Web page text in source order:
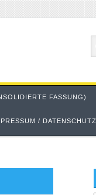
FASSUNG)
/ DATENSCHUTZ